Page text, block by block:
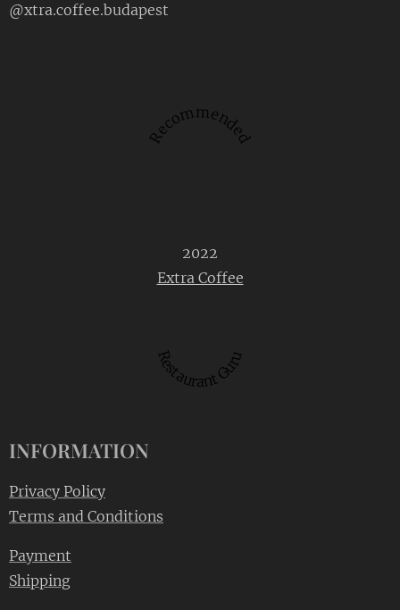
@xtra.coffee.budapest
Recommended
2022
Extra Coffee
Restaurant Guru
INFORMATION
Privacy Policy
Terms and Conditions
Payment
Shipping